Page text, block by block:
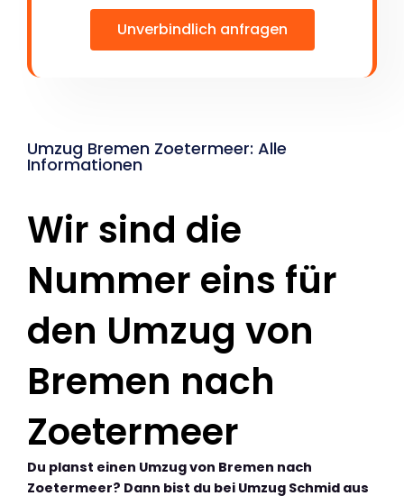
Unverbindlich anfragen
Umzug Bremen Zoetermeer: Alle
Informationen
Wir sind die
Nummer eins für
den Umzug von
Bremen nach
Zoetermeer
Du planst einen Umzug von Bremen nach
Zoetermeer? Dann bist du bei Umzug Schmid aus